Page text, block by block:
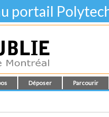
portail
Déposer Parcourir